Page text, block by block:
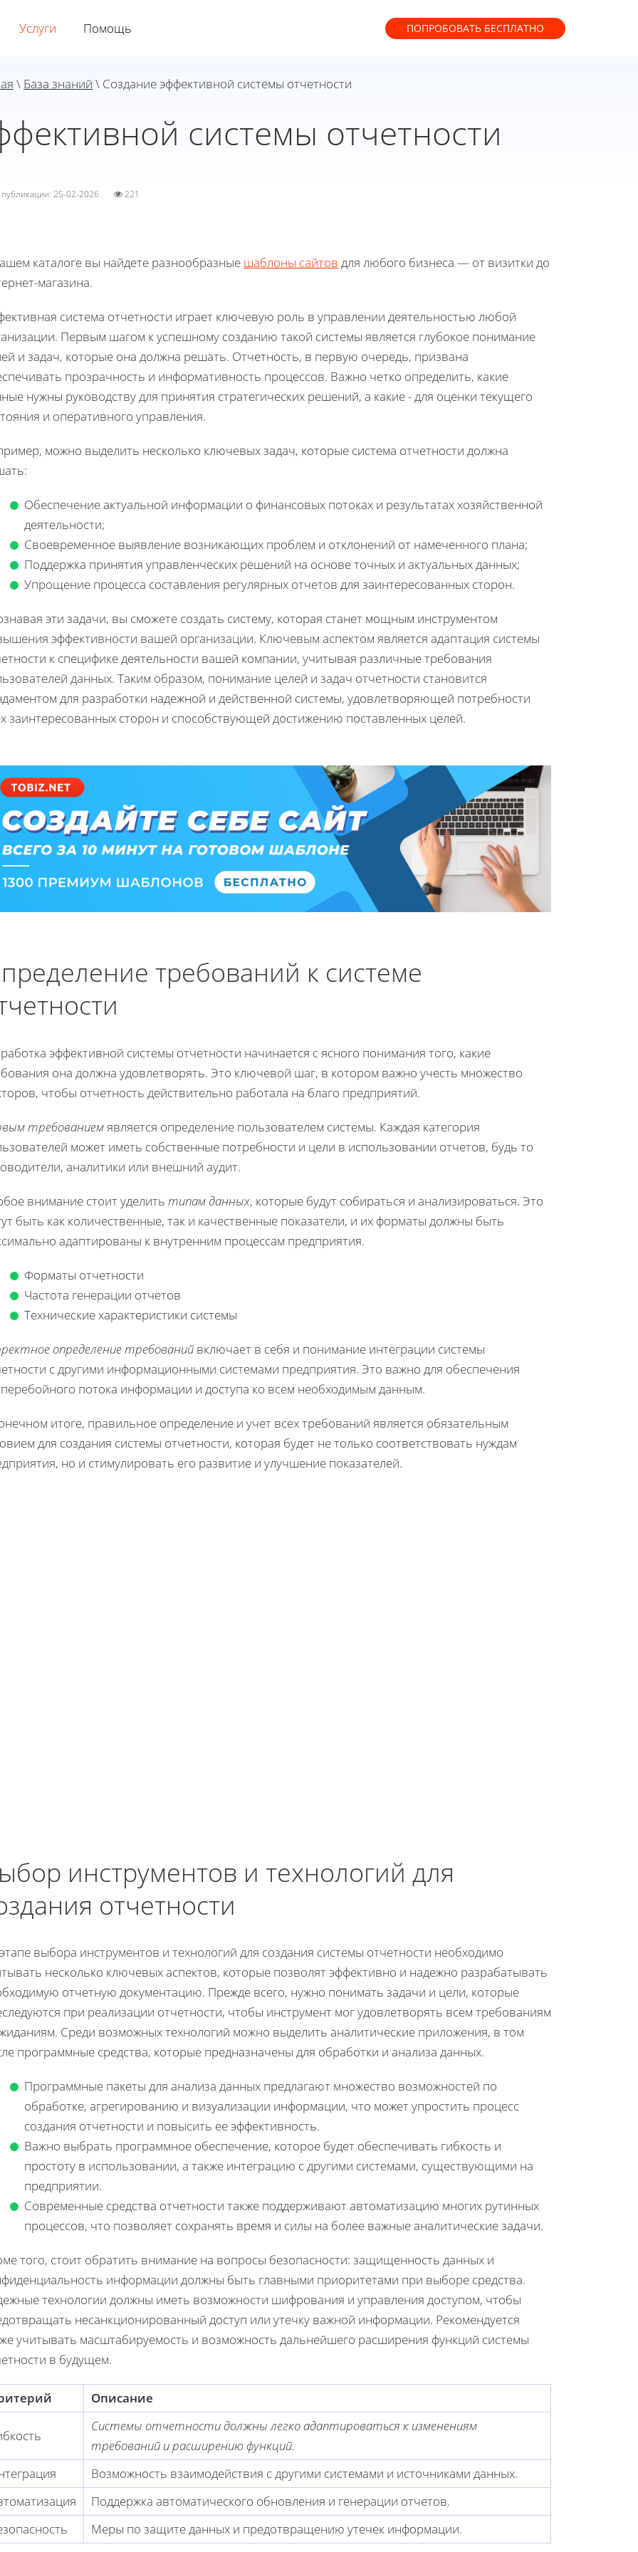
Услуги Помощь ПОПРОБОВАТЬ БЕСПЛАТНО
\ База знаний \ Создание эффективной системы отчетности
системы отчетности
публикации: 25-02-2026 221
каталоге вы найдете разнообразные шаблоны сайтов для любого бизнеса — от визитки до
магазина.
система отчетности играет ключевую роль в управлении деятельностью любой
Первым шагом к успешному созданию такой системы является глубокое понимание
и задач, которые она должна решать. Отчетность, в первую очередь, призвана
прозрачность и информативность процессов. Важно четко определить, какие
нужны руководству для принятия стратегических решений, а какие - для оценки текущего
и оперативного управления.
можно выделить несколько ключевых задач, которые система отчетности должна
Обеспечение актуальной информации о финансовых потоках и результатах хозяйственной
деятельности;
Своевременное выявление возникающих проблем и отклонений от намеченного плана;
Поддержка принятия управленческих решений на основе точных и актуальных данных;
Упрощение процесса составления регулярных отчетов для заинтересованных сторон.
эти задачи, вы сможете создать систему, которая станет мощным инструментом
эффективности вашей организации. Ключевым аспектом является адаптация системы
к специфике деятельности вашей компании, учитывая различные требования
данных. Таким образом, понимание целей и задач отчетности становится
для разработки надежной и действенной системы, удовлетворяющей потребности
заинтересованных сторон и способствующей достижению поставленных целей.
требований к системе
эффективной системы отчетности начинается с ясного понимания того, какие
она должна удовлетворять. Это ключевой шаг, в котором важно учесть множество
чтобы отчетность действительно работала на благо предприятий.
требованиемявляется определение пользователем системы. Каждая категория
может иметь собственные потребности и цели в использовании отчетов, будь то
аналитики или внешний аудит.
внимание стоит уделить типам данных, которые будут собираться и анализироваться. Это
быть как количественные, так и качественные показатели, и их форматы должны быть
адаптированы к внутренним процессам предприятия.
Форматы отчетности
Частота генерации отчетов
Технические характеристики системы
определение требований включает в себя и понимание интеграции системы
с другими информационными системами предприятия. Это важно для обеспечения
потока информации и доступа ко всем необходимым данным.
итоге, правильное определение и учет всех требований является обязательным
для создания системы отчетности, которая будет не только соответствовать нуждам
но и стимулировать его развитие и улучшение показателей.
инструментов и технологий для
отчетности
выбора инструментов и технологий для создания системы отчетности необходимо
несколько ключевых аспектов, которые позволят эффективно и надежно разрабатывать
отчетную документацию. Прежде всего, нужно понимать задачи и цели, которые
при реализации отчетности, чтобы инструмент мог удовлетворять всем требованиям
Среди возможных технологий можно выделить аналитические приложения, в том
программные средства, которые предназначены для обработки и анализа данных.
Программные пакеты для анализа данных предлагают множество возможностей по
обработке, агрегированию и визуализации информации, что может упростить процесс
создания отчетности и повысить ее эффективность.
Важно выбрать программное обеспечение, которое будет обеспечивать гибкость и
простоту в использовании, а также интеграцию с другими системами, существующими на
предприятии.
Современные средства отчетности также поддерживают автоматизацию многих рутинных
процессов, что позволяет сохранять время и силы на более важные аналитические задачи.
того, стоит обратить внимание на вопросы безопасности: защищенность данных и
информации должны быть главными приоритетами при выборе средства.
технологии должны иметь возможности шифрования и управления доступом, чтобы
несанкционированный доступ или утечку важной информации. Рекомендуется
учитывать масштабируемость и возможность дальнейшего расширения функций системы
в будущем.
Описание
Системы отчетности должны легко адаптироваться к изменениям
требований и расширению функций.
Возможность взаимодействия с другими системами и источниками данных.
Поддержка автоматического обновления и генерации отчетов.
Меры по защите данных и предотвращению утечек информации.